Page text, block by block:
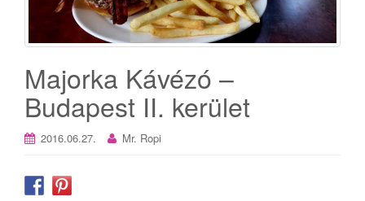
t
i
Majorka Kávézó –
Budapest II. kerület
2016.06.27. Mr. Ropi